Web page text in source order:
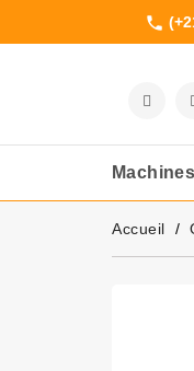
phone
Machines
Accueil